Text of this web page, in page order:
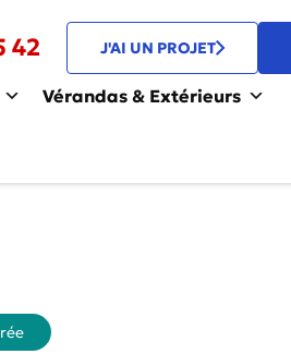
42 J'AI UN PROJET
Vérandas & Extérieurs